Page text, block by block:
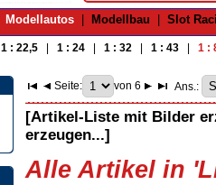
Modellautos Modellbau Slot
1 : 22,5 1 : 24 1 : 32 1 : 43 1 :
Seite: von 6 Ans.:
[Artikel-Liste mit Bilder
erzeugen...]
Alle Artikel in